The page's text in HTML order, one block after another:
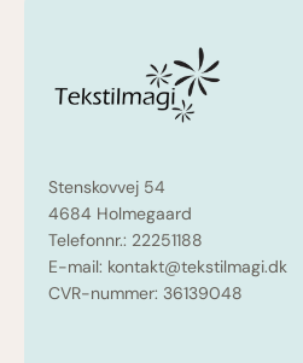
Stenskovvej 54
4684 Holmegaard
Telefonnr.: 22251188
E-mail: kontakt@tekstilmagi.dk
CVR-nummer: 36139048